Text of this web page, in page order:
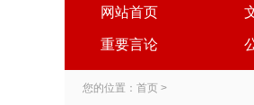
网站首页
重要言论
您的位置： 首页 >